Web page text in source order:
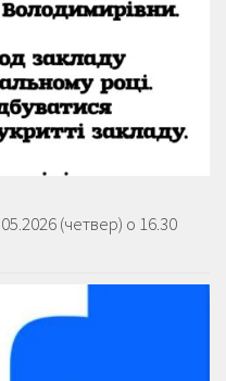
(четвер) о 16.30